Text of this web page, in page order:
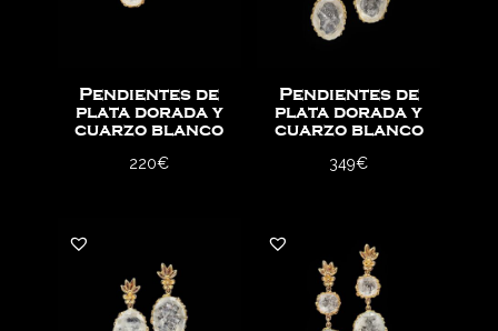
Pendientes de
plata dorada y
cuarzo blanco
220€
Pendientes de
plata dorada y
cuarzo blanco
349€